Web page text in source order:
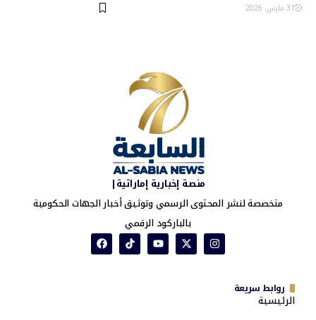
31 مارس، 2026
منصة إخبارية إماراتية|
متخصصة لنشر المحتوى الرسمي وتوثيق أخبار الجهات الحكومية
بالباركود الرقمي
روابط سريعة
الرئيسية